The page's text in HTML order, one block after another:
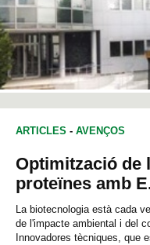
ARTICLES - AVENÇOS
Optimització de
proteïnes amb
La biotecnologia està cada
de l'impacte ambiental i del
Innovadores tècniques, que